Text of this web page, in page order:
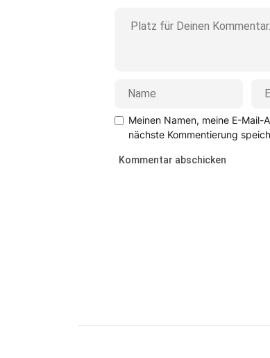
Meinen Namen, meine E-Mail-
nächste Kommentierung